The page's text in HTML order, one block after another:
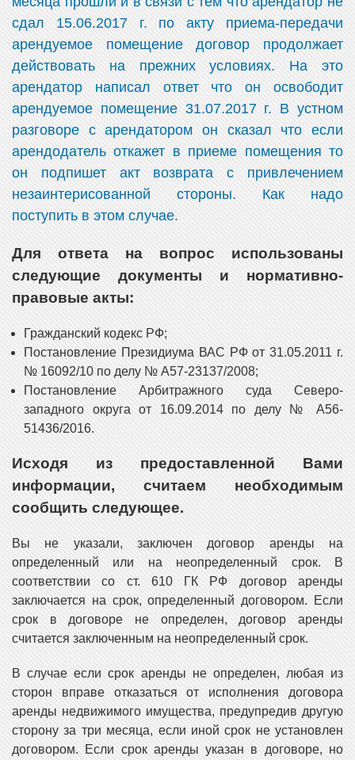
сдал 15.06.2017 г. по акту приема-передачи
арендуемое помещение договор продолжает
действовать на прежних условиях. На это
арендатор написал ответ что он освободит
арендуемое помещение 31.07.2017 г. В устном
разговоре с арендатором он сказал что если
арендодатель откажет в приеме помещения то
он подпишет акт возврата с привлечением
незаинтерисованной стороны. Как надо
поступить в этом случае.
Для ответа на вопрос использованы
следующие документы и нормативно-
правовые акты:
Гражданский кодекс РФ;
Постановление Президиума ВАС РФ от 31.05.2011 г.
№ 16092/10 по делу № А57-23137/2008;
Постановление Арбитражного суда Северо-
западного округа от 16.09.2014 по делу № А56-
51436/2016.
Исходя из предоставленной Вами
информации, считаем необходимым
сообщить следующее.
Вы не указали, заключен договор аренды на
определенный или на неопределенный срок. В
соответствии со ст. 610 ГК РФ договор аренды
заключается на срок, определенный договором. Если
срок в договоре не определен, договор аренды
считается заключенным на неопределенный срок.
В случае если срок аренды не определен, любая из
сторон вправе отказаться от исполнения договора
аренды недвижимого имущества, предупредив другую
сторону за три месяца, если иной срок не установлен
договором. Если срок аренды указан в договоре, но